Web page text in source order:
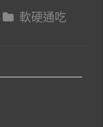
軟硬通吃